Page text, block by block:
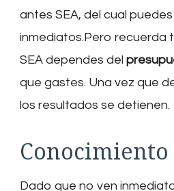
antes SEA, del cual
inmediatos.Pero recuerda
SEA dependes del
que gastes. Una vez que
los resultados se detienen.
Dado que no ven